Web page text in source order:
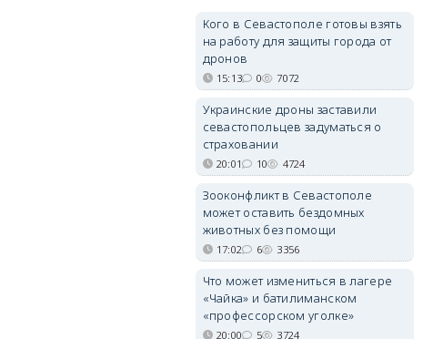
Кого в Севастополе готовы взять
на работу для защиты города от
дронов
15:13 0 7072
Украинские дроны заставили
севастопольцев задуматься о
страховании
20:01 10 4724
Зооконфликт в Севастополе
может оставить бездомных
животных без помощи
17:02 6 3356
Что может измениться в лагере
«Чайка» и батилиманском
«профессорском уголке»
20:00 5 3724